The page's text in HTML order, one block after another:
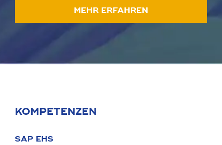
MEHR ERFAHREN
KOMPETENZEN
SAP EHS